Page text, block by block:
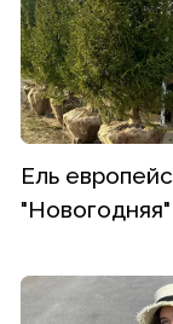
Ель
"Новогодняя"